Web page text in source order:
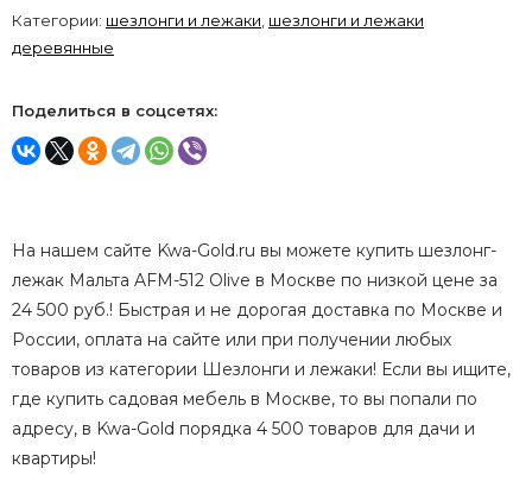
Категории: шезлонги и лежаки шезлонги и лежаки
деревянные
Поделиться в соцсетях:
На нашем сайте Kwa-Gold.ru вы можете купить шезлонг-
лежак Мальта AFM-512 Olive в Москве по низкой цене за
24 500 руб.! Быстрая и не дорогая доставка по Москве и
России, оплата на сайте или при получении любых
товаров из категории Шезлонги и лежаки! Если вы ищите,
где купить садовая мебель в Москве, то вы попали по
адресу, в Kwa-Gold порядка 4 500 товаров для дачи и
квартиры!